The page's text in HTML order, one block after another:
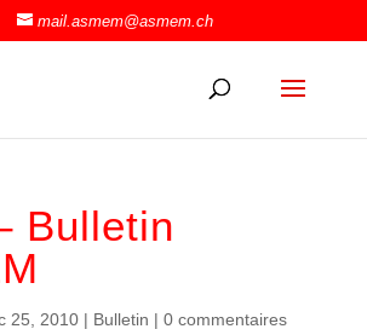
mail.asmem@asmem.ch
Bulletin
25, 2010| Bulletin | 0 commentaires